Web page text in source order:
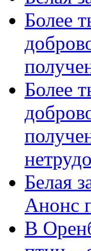
Более
Более
Белая
Анонс
В